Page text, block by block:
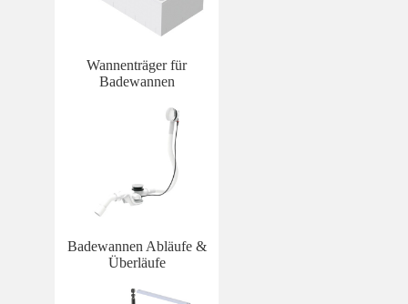
Wannenträger für
Badewannen
Badewannen Abläufe &
Überläufe